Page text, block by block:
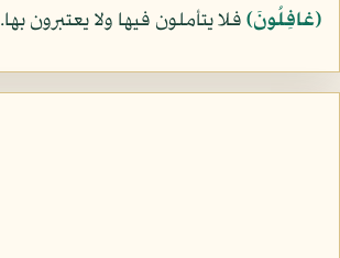
(غافِلُونَ)فلا يتأملون فيها ولا يعتبرون بها.